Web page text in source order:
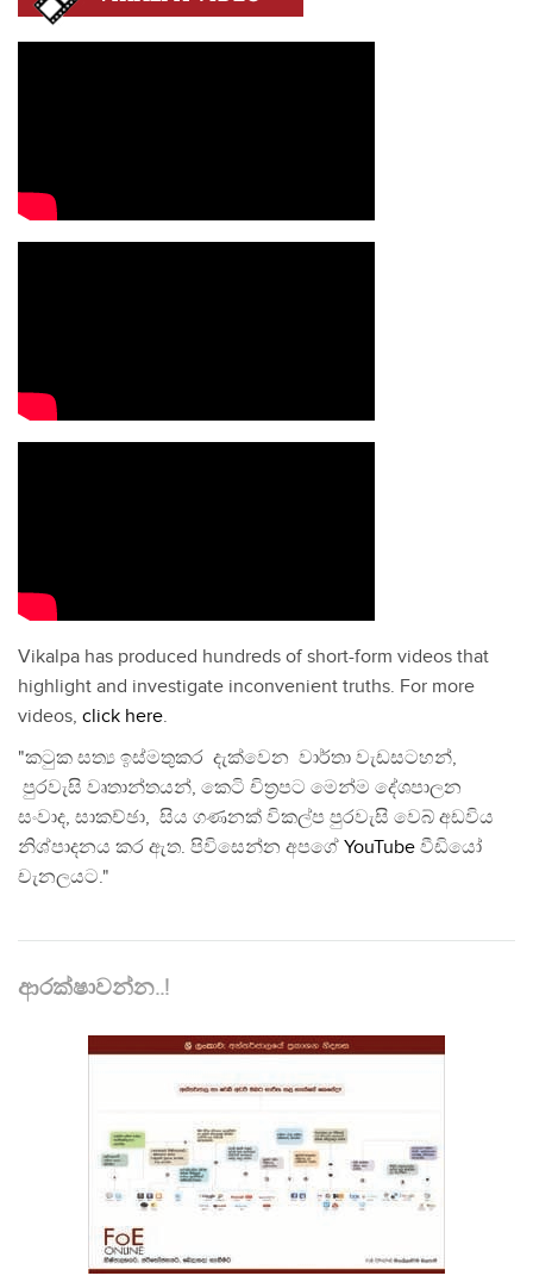
Vikalpa has produced hundreds of short-form videos that
highlight and investigate inconvenient truths. For more
videos, click here.
"කටුක සත්‍ය ඉස්මතුකර දැක්වෙන වාර්තා වැඩසටහන්,
පුරවැසි වෘතාන්තයන්, කෙටි චිත්‍රපට මෙන්ම දේශපාලන
සංවාද, සාකච්ඡා, සිය ගණනක් විකල්ප පුරවැසි වෙබ් අඩවිය
නිශ්පාදනය කර ඇත. පිවිසෙන්න අපගේ YouTube වීඩියෝ
චැනලයට."
ආරක්ෂාවන්න..!